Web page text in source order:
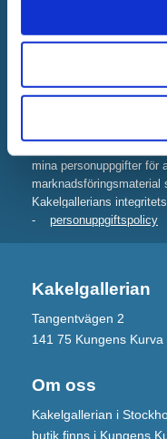
mina personuppgifter för
Kakelgallerians
-
personuppgiftspolicy
Kakelgallerian
Tangentvägen 2
141 75 Kungens Kurva
Om oss
Kakelgallerian i
butik finns i Kungens